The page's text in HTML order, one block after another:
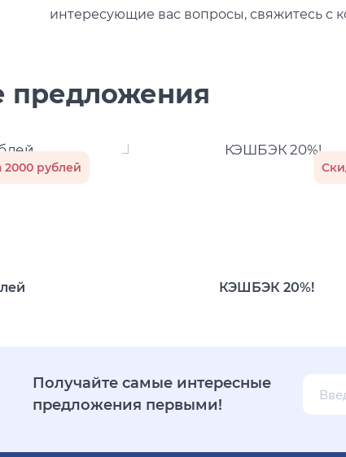
интересующие вас вопросы, свяжитесь с
предложения
2000 рублей
КЭШБЭК 20%!
Получайте самые интересные
предложения первыми!